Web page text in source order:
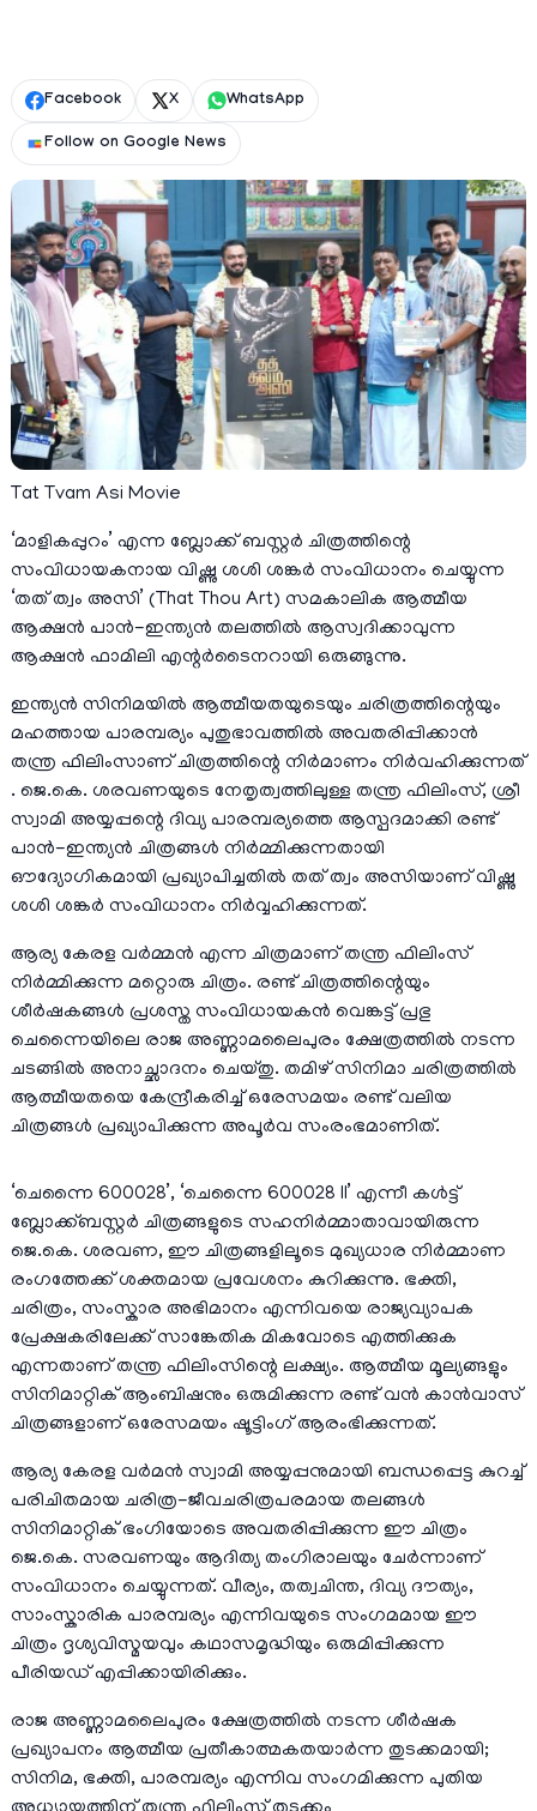
Facebook X WhatsApp
Follow on Google News
Tat Tvam Asi Movie
‘മാളികപ്പുറം’ എന്ന ബ്ലോക്ക് ബസ്റ്റർ ചിത്രത്തിന്റെ
സംവിധായകനായ വിഷ്ണു ശശി ശങ്കർ സംവിധാനം ചെയ്യുന്ന
‘തത് ത്വം അസി’ (That Thou Art) സമകാലിക ആത്മീയ
ആക്ഷൻ പാൻ-ഇന്ത്യൻ തലത്തിൽ ആസ്വദിക്കാവുന്ന
ആക്ഷൻ ഫാമിലി എന്റർടൈനറായി ഒരുങ്ങുന്നു.
ഇന്ത്യൻ സിനിമയിൽ ആത്മീയതയുടെയും ചരിത്രത്തിന്റെയും
മഹത്തായ പാരമ്പര്യം പുതുഭാവത്തിൽ അവതരിപ്പിക്കാൻ
തന്ത്ര ഫിലിംസാണ് ചിത്രത്തിന്റെ നിർമാണം നിർവഹിക്കുന്നത്
. ജെ.കെ. ശരവണയുടെ നേതൃത്വത്തിലുള്ള തന്ത്ര ഫിലിംസ്, ശ്രീ
സ്വാമി അയ്യപ്പന്റെ ദിവ്യ പാരമ്പര്യത്തെ ആസ്പദമാക്കി രണ്ട്
പാൻ-ഇന്ത്യൻ ചിത്രങ്ങൾ നിർമ്മിക്കുന്നതായി
ഔദ്യോഗികമായി പ്രഖ്യാപിച്ചതിൽ തത് ത്വം അസിയാണ് വിഷ്ണു
ശശി ശങ്കർ സംവിധാനം നിർവ്വഹിക്കുന്നത്.
ആര്യ കേരള വർമ്മൻ എന്ന ചിത്രമാണ് തന്ത്ര ഫിലിംസ്
നിർമ്മിക്കുന്ന മറ്റൊരു ചിത്രം. രണ്ട് ചിത്രത്തിന്റെയും
ശീർഷകങ്ങൾ പ്രശസ്ത സംവിധായകൻ വെങ്കട്ട് പ്രഭു
ചെന്നൈയിലെ രാജ അണ്ണാമലൈപുരം ക്ഷേത്രത്തിൽ നടന്ന
ചടങ്ങിൽ അനാച്ഛാദനം ചെയ്തു. തമിഴ് സിനിമാ ചരിത്രത്തിൽ
ആത്മീയതയെ കേന്ദ്രീകരിച്ച് ഒരേസമയം രണ്ട് വലിയ
ചിത്രങ്ങൾ പ്രഖ്യാപിക്കുന്ന അപൂർവ സംരംഭമാണിത്.
‘ചെന്നൈ 600028’, ‘ചെന്നൈ 600028 II’ എന്നീ കൾട്ട്
ബ്ലോക്ക്‌ബസ്റ്റർ ചിത്രങ്ങളുടെ സഹനിർമ്മാതാവായിരുന്ന
ജെ.കെ. ശരവണ, ഈ ചിത്രങ്ങളിലൂടെ മുഖ്യധാര നിർമ്മാണ
രംഗത്തേക്ക് ശക്തമായ പ്രവേശനം കുറിക്കുന്നു. ഭക്തി,
ചരിത്രം, സംസ്കാര അഭിമാനം എന്നിവയെ രാജ്യവ്യാപക
പ്രേക്ഷകരിലേക്ക് സാങ്കേതിക മികവോടെ എത്തിക്കുക
എന്നതാണ് തന്ത്ര ഫിലിംസിന്റെ ലക്ഷ്യം. ആത്മീയ മൂല്യങ്ങളും
സിനിമാറ്റിക് ആംബിഷനും ഒരുമിക്കുന്ന രണ്ട് വൻ കാൻവാസ്
ചിത്രങ്ങളാണ് ഒരേസമയം ഷൂട്ടിംഗ് ആരംഭിക്കുന്നത്.
ആര്യ കേരള വർമൻ സ്വാമി അയ്യപ്പനുമായി ബന്ധപ്പെട്ട കുറച്ച്
പരിചിതമായ ചരിത്ര-ജീവചരിത്രപരമായ തലങ്ങൾ
സിനിമാറ്റിക് ഭംഗിയോടെ അവതരിപ്പിക്കുന്ന ഈ ചിത്രം
ജെ.കെ. സരവണയും ആദിത്യ തംഗിരാലയും ചേർന്നാണ്
സംവിധാനം ചെയ്യുന്നത്. വീര്യം, തത്വചിന്ത, ദിവ്യ ദൗത്യം,
സാംസ്കാരിക പാരമ്പര്യം എന്നിവയുടെ സംഗമമായ ഈ
ചിത്രം ദൃശ്യവിസ്മയവും കഥാസമൃദ്ധിയും ഒരുമിപ്പിക്കുന്ന
പീരിയഡ് എപ്പിക്കായിരിക്കും.
രാജ അണ്ണാമലൈപുരം ക്ഷേത്രത്തിൽ നടന്ന ശീർഷക
പ്രഖ്യാപനം ആത്മീയ പ്രതീകാത്മകതയാർന്ന തുടക്കമായി;
സിനിമ, ഭക്തി, പാരമ്പര്യം എന്നിവ സംഗമിക്കുന്ന പുതിയ